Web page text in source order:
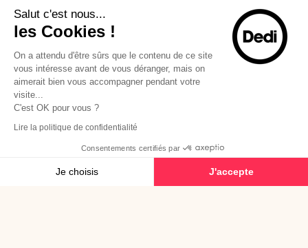
Salut c'est nous...
les Cookies !
On a attendu d'être sûrs que le contenu de ce site
vous intéresse avant de vous déranger, mais on
aimerait bien vous accompagner pendant votre
visite...
C'est OK pour vous ?
Lire la politique de confidentialité
Consentements certifiés par
Je choisis J'accepte